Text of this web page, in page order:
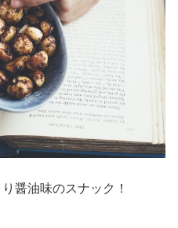
醤油味のスナック！